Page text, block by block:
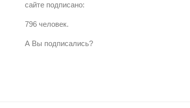
сайте подписано:
796 человек.
А Вы подписались?